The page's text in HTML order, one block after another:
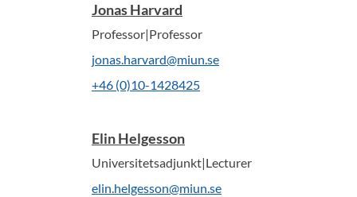
Jonas Harvard
Professor|Professor
jonas.harvard@miun.se
+46 (0)10-1428425
Elin Helgesson
Universitetsadjunkt|Lecturer
elin.helgesson@miun.se